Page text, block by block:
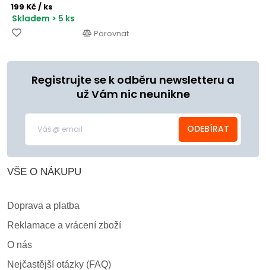
199 Kč/ ks
Skladem > 5 ks
Porovnat
Registrujte se k odběru newsletteru a
už Vám nic neunikne
ODEBÍRAT
VŠE O NÁKUPU
Doprava a platba
Reklamace a vrácení zboží
O nás
Nejčastější otázky (FAQ)